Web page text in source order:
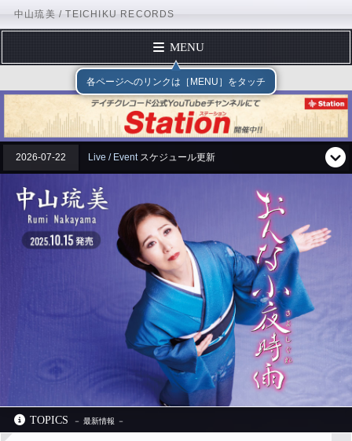
中山琉美 / TEICHIKU RECORDS
MENU
トップページ
プロフィール
ディスコグラフィー
スケジュール
フォームメール
X（Twitter）
BLOG
公式YouTubeチャンネル
テイチクエンタテインメント TEICHIKU RECORDS アーティストリスト
中山琉美
各ページへのリンクは［MENU］をタッチ
テイチクエンタテインメント
2026-07-22 Live / Eventスケジュール更新
TOPICS